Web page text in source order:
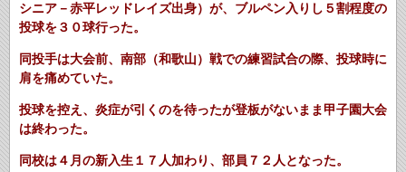
シニア－赤平レッドレイズ出身）が、ブルペン入りし５割程度の
投球を３０球行った。
同投手は大会前、南部（和歌山）戦での練習試合の際、投球時に
肩を痛めていた。
投球を控え、炎症が引くのを待ったが登板がないまま甲子園大会
は終わった。
同校は４月の新入生１７人加わり、部員７２人となった。